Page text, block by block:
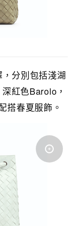
分別包括淺湖
紅色Barolo，
搭春夏服飾。